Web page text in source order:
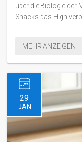
über die Biologie der
Snacks das High
MEHR ANZEIGEN
29
JAN